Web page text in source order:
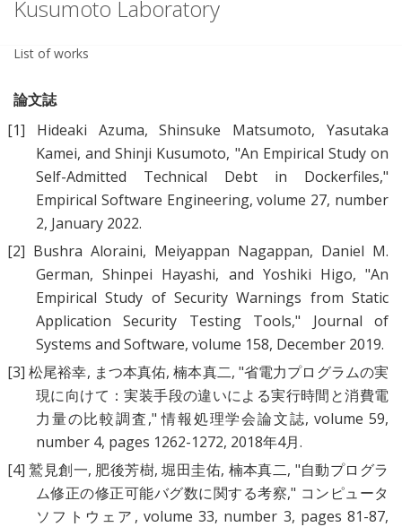
Kusumoto Laboratory
List of works
論文誌
[1] Hideaki Azuma, Shinsuke Matsumoto, Yasutaka
Kamei, and Shinji Kusumoto, "An Empirical Study on
Self-Admitted Technical Debt in Dockerfiles,"
Empirical Software Engineering, volume 27, number
2, January 2022.
[2] Bushra Aloraini, Meiyappan Nagappan, Daniel M.
German, Shinpei Hayashi, and Yoshiki Higo, "An
Empirical Study of Security Warnings from Static
Application Security Testing Tools," Journal of
Systems and Software, volume 158, December 2019.
[3] 松尾裕幸, まつ本真佑, 楠本真二, "省電力プログラムの実
現に向けて：実装手段の違いによる実行時間と消費電
力量の比較調査," 情報処理学会論文誌, volume 59,
number 4, pages 1262-1272, 2018年4月.
[4] 鷲見創一, 肥後芳樹, 堀田圭佑, 楠本真二, "自動プログラ
ム修正の修正可能バグ数に関する考察," コンピュータ
ソフトウェア, volume 33, number 3, pages 81-87,